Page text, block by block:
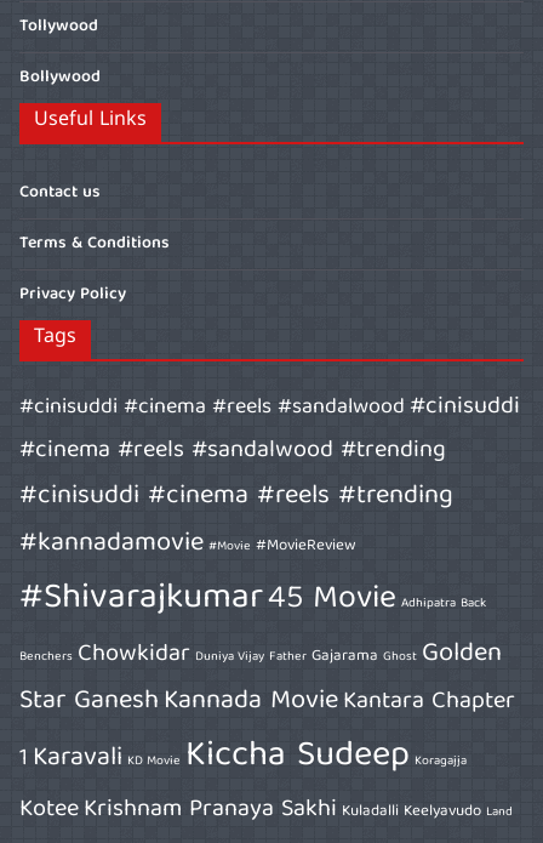
Tollywood
Bollywood
Useful Links
Contact us
Terms & Conditions
Privacy Policy
Tags
#cinisuddi #cinema #reels #sandalwood#cinisuddi
#cinema #reels #sandalwood #trending
#cinisuddi #cinema #reels #trending
#kannadamovie #Movie #MovieReview
#Shivarajkumar45 Movie Adhipatra Back
Benchers Chowkidar Duniya Vijay Father Gajarama Ghost Golden
Star GaneshKannada MovieKantara Chapter
1 Karavali KD Movie Kiccha Sudeep Koragajja
KoteeKrishnam Pranaya Sakhi Kuladalli Keelyavudo Land